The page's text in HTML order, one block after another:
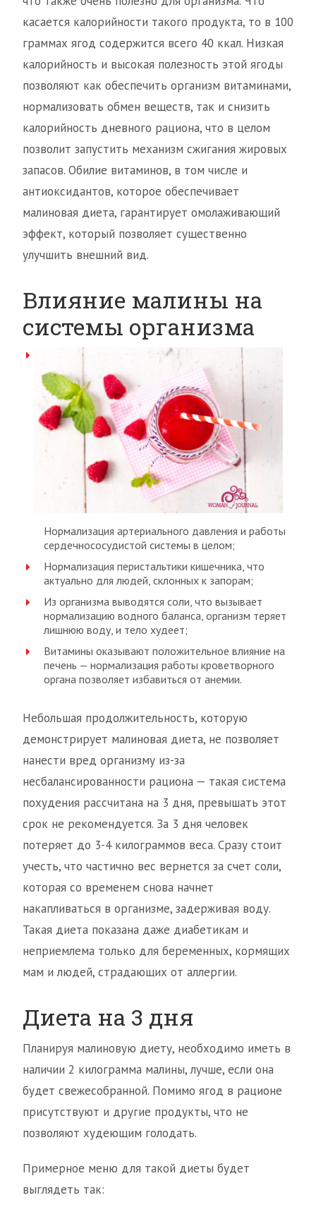
касается калорийности такого продукта, то в 100
граммах ягод содержится всего 40 ккал. Низкая
калорийность и высокая полезность этой ягоды
позволяют как обеспечить организм витаминами,
нормализовать обмен веществ, так и снизить
калорийность дневного рациона, что в целом
позволит запустить механизм сжигания жировых
запасов. Обилие витаминов, в том числе и
антиоксидантов, которое обеспечивает
малиновая диета, гарантирует омолаживающий
эффект, который позволяет существенно
улучшить внешний вид.
Влияние малины на
системы организма
Нормализация артериального давления и работы
сердечнососудистой системы в целом;
Нормализация перистальтики кишечника, что
актуально для людей, склонных к запорам;
Из организма выводятся соли, что вызывает
нормализацию водного баланса, организм теряет
лишнюю воду, и тело худеет;
Витамины оказывают положительное влияние на
печень — нормализация работы кроветворного
органа позволяет избавиться от анемии.
Небольшая продолжительность, которую
демонстрирует малиновая диета, не позволяет
нанести вред организму из-за
несбалансированности рациона — такая система
похудения рассчитана на 3 дня, превышать этот
срок не рекомендуется. За 3 дня человек
потеряет до 3-4 килограммов веса. Сразу стоит
учесть, что частично вес вернется за счет соли,
которая со временем снова начнет
накапливаться в организме, задерживая воду.
Такая диета показана даже диабетикам и
неприемлема только для беременных, кормящих
мам и людей, страдающих от аллергии.
Диета на 3 дня
Планируя малиновую диету, необходимо иметь в
наличии 2 килограмма малины, лучше, если она
будет свежесобранной. Помимо ягод в рационе
присутствуют и другие продукты, что не
позволяют худеющим голодать.
Примерное меню для такой диеты будет
выглядеть так: